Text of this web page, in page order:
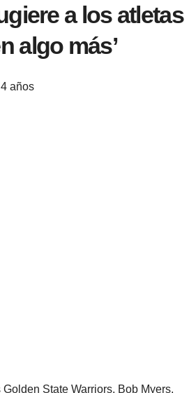
a los atletas
algo más’
años
State Warriors, Bob Myers,